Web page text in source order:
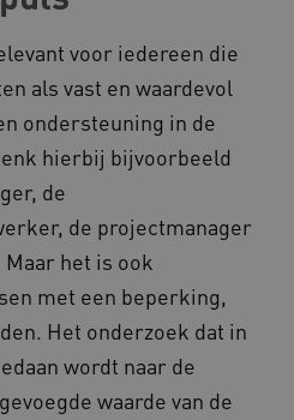
voor iedereen die
als vast en waardevol
ondersteuning in de
hierbij bijvoorbeeld
de
de projectmanager
het is ook
met een beperking,
Het onderzoek dat in
wordt naar de
waarde van de
vilans.blueconic.net
Amazon.com Inc.
a594.kennispleingehandicaptensector.nl
www.kennispleingehandicaptensector.nl